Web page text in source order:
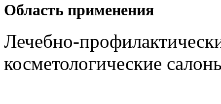
Область применения
Лечебно-
косметологические